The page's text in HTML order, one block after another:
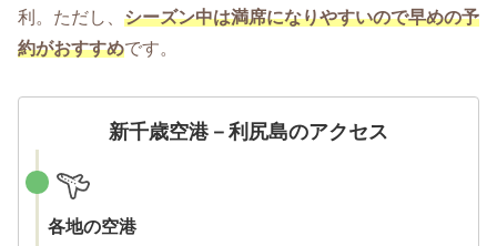
利。ただし、 シーズン中は満席になりやすいので早めの予
約がおすすめです。
新千歳空港－利尻島のアクセス
各地の空港